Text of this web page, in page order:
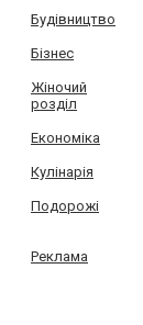
Будівництво
Бізнес
Жіночий
розділ
Економіка
Кулінарія
Подорожі
Реклама